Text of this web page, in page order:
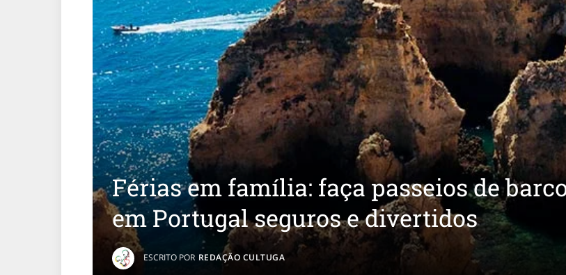
Férias em família: faça passeios de
em Portugal seguros e divertidos
ESCRITO POR REDAÇÃO CULTUGA